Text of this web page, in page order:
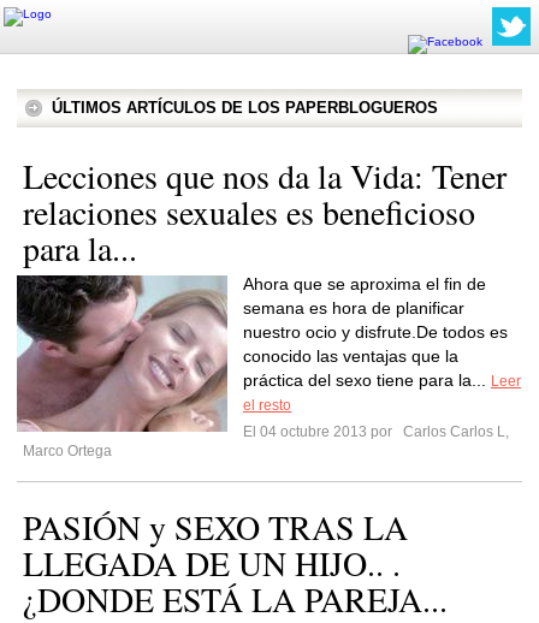
ÚLTIMOS ARTÍCULOS DE LOS PAPERBLOGUEROS
Lecciones que nos da la Vida: Tener
relaciones sexuales es beneficioso
para la...
Ahora que se aproxima el fin de
semana es hora de planificar
nuestro ocio y disfrute.De todos es
conocido las ventajas que la
práctica del sexo tiene para la...
Leer
el resto
El 04 octubre 2013 por
Carlos Carlos L,
Marco Ortega
PASIÓN y SEXO TRAS LA
LLEGADA DE UN HIJO.. .
¿DONDE ESTÁ LA PAREJA...